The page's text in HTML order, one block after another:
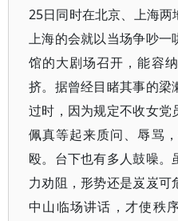
25日同时在北京、上海两
上海的会就以当场争吵一
馆的大剧场召开，能容
挤。据曾经目睹其事的梁
过时，因为规定不收女党
佩真等起来质问、辱骂
殴。台下也有多人鼓噪。
力劝阻，形势还是岌岌
中山临场讲话，才使秩